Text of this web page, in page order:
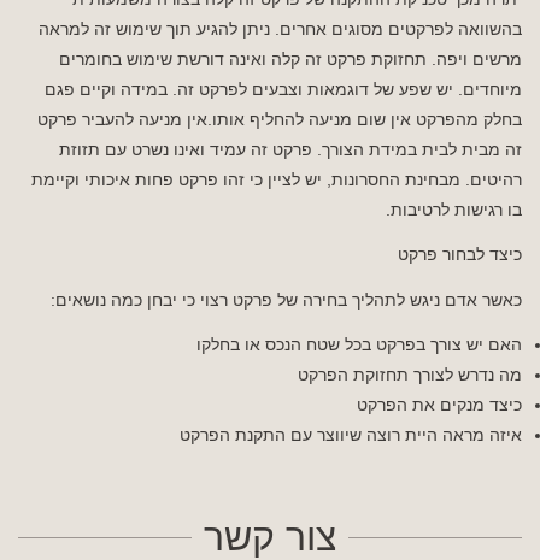
בהשוואה לפרקטים מסוגים אחרים. ניתן להגיע תוך שימוש זה למראה
מרשים ויפה. תחזוקת פרקט זה קלה ואינה דורשת שימוש בחומרים
מיוחדים. יש שפע של דוגמאות וצבעים לפרקט זה. במידה וקיים פגם
בחלק מהפרקט אין שום מניעה להחליף אותו.אין מניעה להעביר פרקט
זה מבית לבית במידת הצורך. פרקט זה עמיד ואינו נשרט עם תזוזת
רהיטים. מבחינת החסרונות, יש לציין כי זהו פרקט פחות איכותי וקיימת
בו רגישות לרטיבות.
כיצד לבחור פרקט
כאשר אדם ניגש לתהליך בחירה של פרקט רצוי כי יבחן כמה נושאים:
האם יש צורך בפרקט בכל שטח הנכס או בחלקו
מה נדרש לצורך תחזוקת הפרקט
כיצד מנקים את הפרקט
איזה מראה היית רוצה שיווצר עם התקנת הפרקט
צור קשר